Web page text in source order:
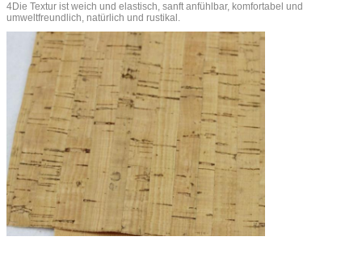
4Die Textur ist weich und elastisch, sanft anfühlbar, komfortabel und
umweltfreundlich, natürlich und rustikal.